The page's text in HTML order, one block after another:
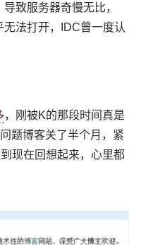
致服务器奇慢无比，
法打开，IDC曾一度认
，刚被K的那段时间真是
题博客关了半个月，紧
现在回想起来，心里都